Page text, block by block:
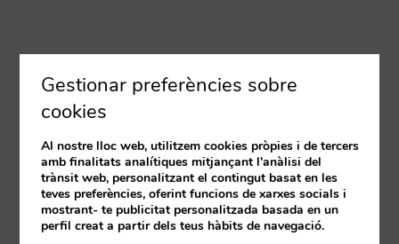
Gestionar preferències sobre
cookies
Al nostre lloc web, utilitzem cookies pròpies i de tercers
amb finalitats analítiques mitjançant l'anàlisi del
trànsit web, personalitzant el contingut basat en les
teves preferències, oferint funcions de xarxes socials i
mostrant- te publicitat personalitzada basada en un
perfil creat a partir dels teus hàbits de navegació.